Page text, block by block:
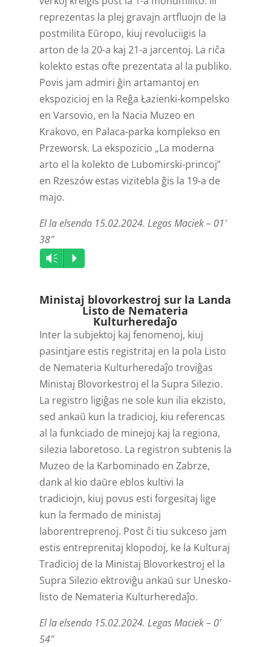
reprezentas la plej gravajn artfluojn de la
postmilita Eŭropo, kiuj revoluciigis la
arton de la 20-a kaj 21-a jarcentoj. La riĉa
kolekto estas ofte prezentata al la publiko.
Povis jam admiri ĝin artamantoj en
ekspozicioj en la Reĝa Łazienki-kompelsko
en Varsovio, en la Nacia Muzeo en
Krakovo, en Palaca-parka komplekso en
Przeworsk. La ekspozicio „La moderna
arto el la kolekto de Lubomirski-princoj”
en Rzeszów estas vizitebla ĝis la 19-a de
majo.
El la elsendo 15.02.2024. Legas Maciek – 01′
38″
Audio
Player
Vm P
Ministaj blovorkestroj sur la Landa
Listo de Nemateria
Kulturheredaĵo
Inter la subjektoj kaj fenomenoj, kiuj
pasintjare estis registritaj en la pola Listo
de Nemateria Kulturheredaĵo troviĝas
Ministaj Blovorkestroj el la Supra Silezio.
La registro ligiĝas ne sole kun ilia ekzisto,
sed ankaŭ kun la tradicioj, kiu referencas
al la funkciado de minejoj kaj la regiona,
silezia laboretoso. La registron subtenis la
Muzeo de la Karbominado en Zabrze,
dank al kio daŭre eblos kultivi la
tradiciojn, kiuj povus esti forgesitaj lige
kun la fermado de ministaj
laborentreprenoj. Post ĉi tiu sukceso jam
estis entreprenitaj klopodoj, ke la Kulturaj
Tradicioj de la Ministaj Blovorkestroj el la
Supra Silezio ektroviĝu ankaŭ sur Unesko-
listo de Nemateria Kulturheredaĵo.
El la elsendo 15.02.2024. Legas Maciek – 0′
54″